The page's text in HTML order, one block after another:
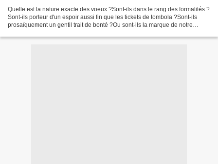
Quelle est la nature exacte des voeux ?Sont-ils dans le rang des formalités ?
Sont-ils porteur d'un espoir aussi fin que les tickets de tombola ?Sont-ils
prosaïquement un gentil trait de bonté ?Ou sont-ils la marque de notre